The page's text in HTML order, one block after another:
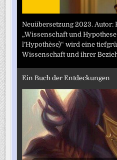
Neuübersetzung 2023. Autor:
„Wissenschaft und
l’Hypothèse)“ wird eine
Wissenschaft und ihrer
Ein Buch der Entdeckungen